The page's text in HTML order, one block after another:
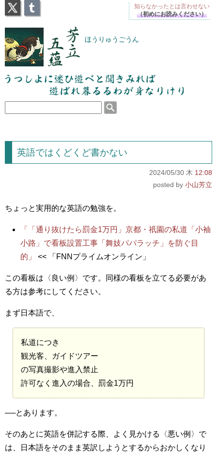
芳立五蘊 ほうりゅうごうん
うつしよに迷ひ遊べと聞きみれば遊ばれ暮るるわが
身なりけり
英語ではくどくど書かない
2024/05/30 木 12:08
小山芳立
ちょっと実用的な英語の勉強を。
「「通り抜けたら罰金1万円」京都・祇園の私道「小袖
小路」で看板設置工事「舞妓パパラッチ」を防ぐ目
的」
<< 「FNNプライムオンライン」
この看板は〈良い例〉です。同様の看板を立てる必要があ
る方は参考にしてください。
まず日本語で、
私道につき
観光客、ガイドツアー
の写真撮影や進入禁止
許可なく進入の場合、罰金1万円
──とあります。
そのあとに英語を併記する際、よく見かける〈悪い例〉で
は、日本語をそのまま英訳しようとするからおかしくなり
知らなかったとは言わせない
（初めにお読みください）
X Tumblr